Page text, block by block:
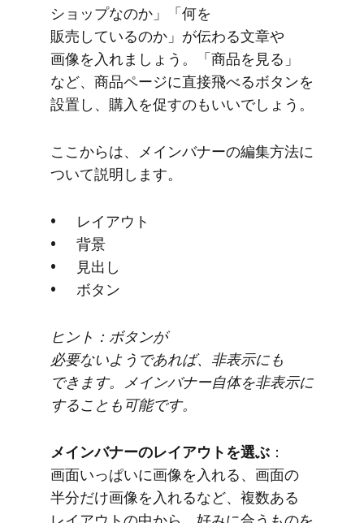
ショップなのか」​「何を​
販売しているのか」が​伝わる​文章や​
画像を​入れましょう。​「商品を​見る」
など、​商品ページに​直接​飛べる​ボタンを​
設置し、​購入を​促すのも​いいでしょう。
ここからは、​メインバナーの​編集方​法に​
ついて​説明します。
レイアウト
背景
見出し
ボタン
ヒント：ボタンが​
必要ないようであれば、​非表示にも​
できます。​メインバナー自体を​非表示に​
する​ことも​可能です。
メインバナーの​レイアウトを​選ぶ ：​
画面いっぱいに​画像を​入れる、​画面の​
半分だけ画像を​入れる​など、​複数ある​